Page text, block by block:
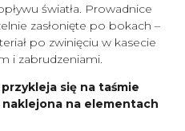
światła. Prowadnice
zasłonięte po bokach –
po zwinięciu w kasecie
i zabrudzeniami.
się na taśmie
na elementach